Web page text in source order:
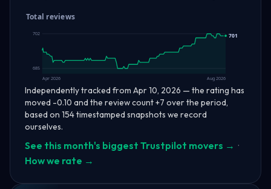
Total reviews
702
685
701
Apr 2026 Aug 2026
Independently tracked from Apr 10, 2026 — the rating has
moved -0.10 and the review count +7 over the period,
based on 154 timestamped snapshots we record
ourselves.
See this month's biggest Trustpilot movers → ·
How we rate →